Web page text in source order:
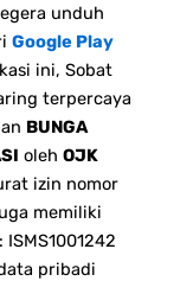
unduh
Google Play
ini, Sobat
terpercaya
BUNGA
oleh OJK
izin nomor
memiliki
pribadi